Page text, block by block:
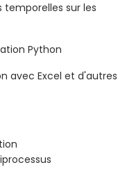
temporelles sur les
Python
avec Excel et d'autres